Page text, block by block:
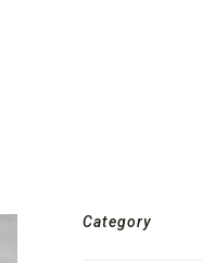
Category